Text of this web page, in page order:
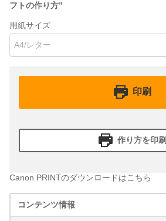
フトの作り方”
用紙サイズ
A4/レター
印刷
作り方を印刷
Canon PRINTのダウンロードはこちら
コンテンツ情報